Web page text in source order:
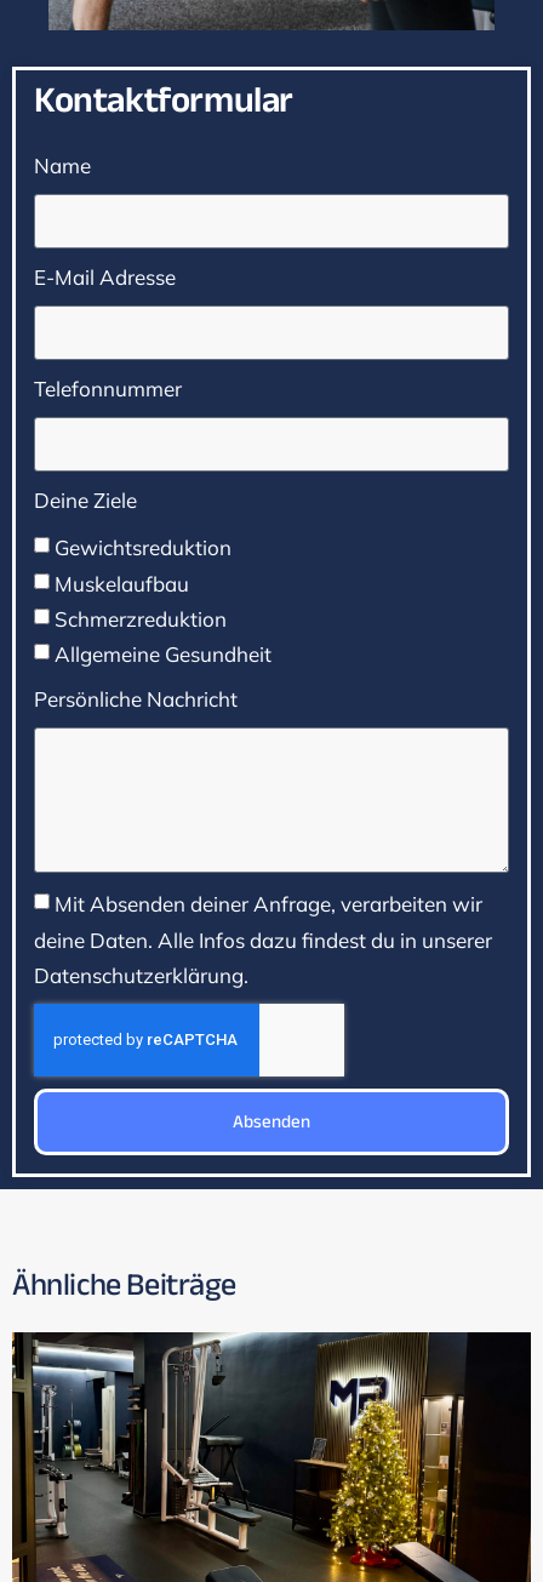
Kontaktformular
Name
E-Mail Adresse
Telefonnummer
Deine Ziele
Gewichtsreduktion
Muskelaufbau
Schmerzreduktion
Allgemeine Gesundheit
Persönliche Nachricht
Mit Absenden deiner Anfrage, verarbeiten wir
deine Daten. Alle Infos dazu findest du in unserer
Datenschutzerklärung.
Absenden
Ähnliche Beiträge